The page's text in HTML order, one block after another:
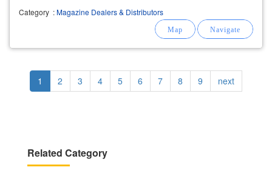
Category :Magazine Dealers & Distributors
Pagination
Current
page
1 Page
2 Page
3 Page
4 Page
5 Page
6 Page
7 Page
8 Page
9
Next
page
next
Related Category